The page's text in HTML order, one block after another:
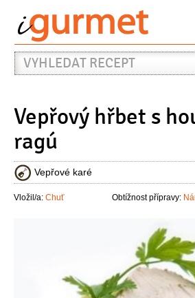
Vyhledat
recept
Vepřový hřbet s
ragú
Vepřové karé
Vložil/a: Chuť Obtížnost přípravy: